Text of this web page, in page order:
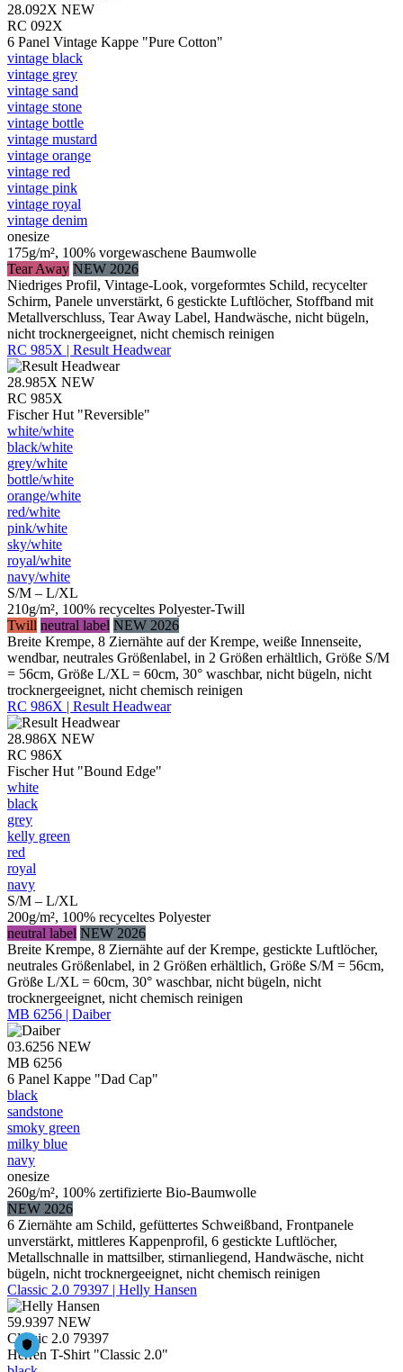
28.092X NEW
RC 092X
6 Panel Vintage Kappe "Pure Cotton"
vintage black
vintage grey
vintage sand
vintage stone
vintage bottle
vintage mustard
vintage orange
vintage red
vintage pink
vintage royal
vintage denim
onesize
175g/m², 100% vorgewaschene Baumwolle
Tear Away NEW 2026
Niedriges Profil, Vintage-Look, vorgeformtes Schild, recycelter
Schirm, Panele unverstärkt, 6 gestickte Luftlöcher, Stoffband mit
Metallverschluss, Tear Away Label, Handwäsche, nicht bügeln,
nicht trocknergeeignet, nicht chemisch reinigen
RC 985X | Result Headwear
28.985X NEW
RC 985X
Fischer Hut "Reversible"
white/​white
black/​white
grey/​white
bottle/​white
orange/​white
red/​white
pink/​white
sky/​white
royal/​white
navy/​white
S/M – L/XL
210g/m², 100% recyceltes Polyester-Twill
Twill neutral label NEW 2026
Breite Krempe, 8 Ziernähte auf der Krempe, weiße Innenseite,
wendbar, neutrales Größenlabel, in 2 Größen erhältlich, Größe S/M
= 56cm, Größe L/XL = 60cm, 30° waschbar, nicht bügeln, nicht
trocknergeeignet, nicht chemisch reinigen
RC 986X | Result Headwear
28.986X NEW
RC 986X
Fischer Hut "Bound Edge"
white
black
grey
kelly green
red
royal
navy
S/M – L/XL
200g/m², 100% recyceltes Polyester
neutral label NEW 2026
Breite Krempe, 8 Ziernähte auf der Krempe, gestickte Luftlöcher,
neutrales Größenlabel, in 2 Größen erhältlich, Größe S/M = 56cm,
Größe L/XL = 60cm, 30° waschbar, nicht bügeln, nicht
trocknergeeignet, nicht chemisch reinigen
MB 6256 | Daiber
03.6256 NEW
MB 6256
6 Panel Kappe "Dad Cap"
black
sandstone
smoky green
milky blue
navy
onesize
260g/m², 100% zertifizierte Bio-Baumwolle
NEW 2026
6 Ziernähte am Schild, gefüttertes Schweißband, Frontpanele
unverstärkt, mittleres Kappenprofil, 6 gestickte Luftlöcher,
Metallschnalle in mattsilber, stirnanliegend, Handwäsche, nicht
bügeln, nicht trocknergeeignet, nicht chemisch reinigen
Classic 2.0 79397 | Helly Hansen
59.9397 NEW
Classic 2.0 79397
Herren T-Shirt "Classic 2.0"